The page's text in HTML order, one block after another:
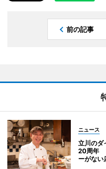
前の記事
ニュース
立川のダ
20周年
ーがない